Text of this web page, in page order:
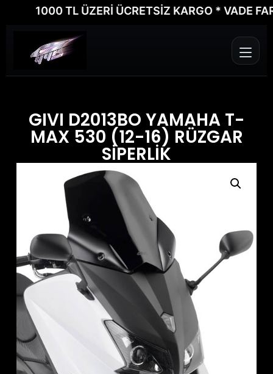
1000 TL ÜZERİ ÜCRETSİZ KARGO * VADE
GIVI D2013BO YAMAHA T-
MAX 530 (12-16) RÜZGAR
SİPERLİK